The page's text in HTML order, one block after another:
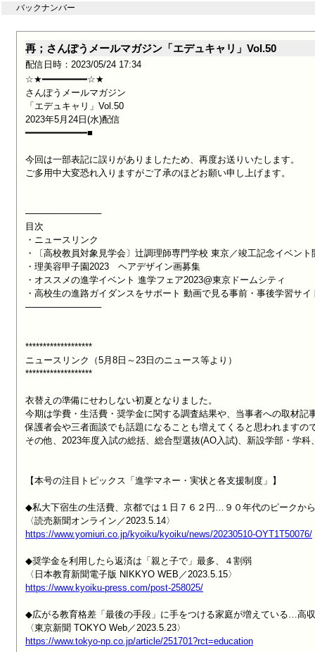
バックナンバー
再；さんぽうメールマガジン「エデュキャリ」Vol.50
配信日時：2023/05/24 17:34
☆★━━━━━━━━☆★
さんぽうメールマガジン
「エデュキャリ」Vol.50
2023年5月24日(水)配信
━━━━━━━━━━━■
今回は一部表記に誤りがありましたため、再度お送りいたします。
ご多用中大変恐れ入りますがご了承のほどお願い申し上げます。
────────────
目次
・ニュースリンク
・〔高校教員対象見学会〕辻調理師専門学校 東京／竣工記念イベント
・理美容甲子園2023　ヘアデザイン画募集
・オススメの進学イベント 進学フェア2023@東京ドームシティ
・高校生の進路ガイダンスをサポート 動画で見る事前・事後学習サ
────────────
*******************
ニュースリンク（5月8日～23日のニュース等より）
*******************
衣替えの準備にせわしない初夏となりました。
今期は学費・生活費・奨学金に関する調査結果や、当事者への取材記
保護者会や三者面談でも話題になることも増えてくると思われますの
その他、2023年度入試の総括、総合型選抜(AO入試)、新設学部・学
【本号の注目トピックス「進学マネー・実状と各支援制度」】
◆私大下宿生の生活費、京都では１日７６２円…９０年代のピークか
https://www.yomiuri.co.jp/kyoiku/kyoiku/news/20230510-OYT1T50076/
◆奨学金を利用したら返済は「親と子で」最多、４割弱
https://www.kyoiku-press.com/post-258025/
◆広がる教育格差「最後の手段」に手をつける家庭が増えている…高
https://www.tokyo-np.co.jp/article/251701?rct=education